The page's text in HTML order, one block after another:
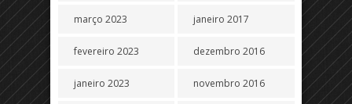
março 2023
fevereiro 2023
janeiro 2023
janeiro 2017
dezembro 2016
novembro 2016